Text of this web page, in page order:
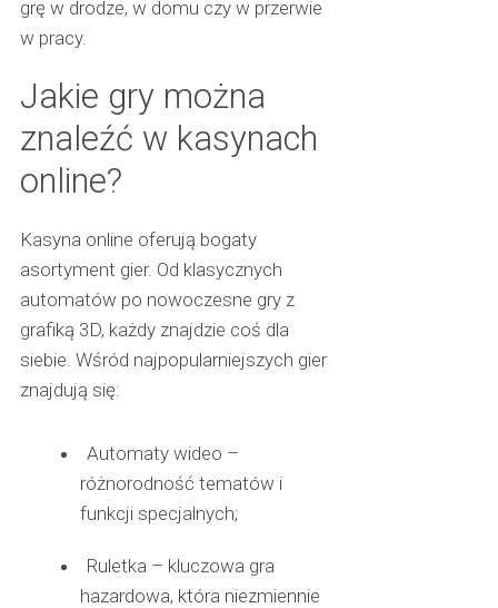
grę w drodze, w domu czy w przerwie
w pracy.
Jakie gry można
znaleźć w kasynach
online?
Kasyna online oferują bogaty
asortyment gier. Od klasycznych
automatów po nowoczesne gry z
grafiką 3D, każdy znajdzie coś dla
siebie. Wśród najpopularniejszych gier
znajdują się:
Automaty wideo –
różnorodność tematów i
funkcji specjalnych;
Ruletka – kluczowa gra
hazardowa, która niezmiennie